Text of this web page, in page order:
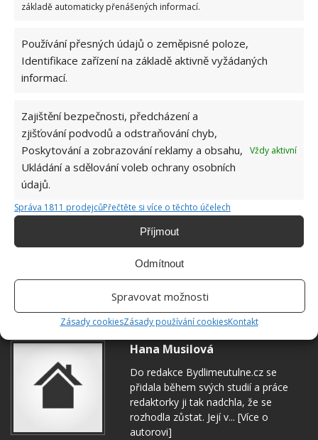
základě automaticky přenášených informací.
Používání přesných údajů o zeměpisné poloze,
Identifikace zařízení na základě aktivně vyžádaných
informací.
Zajištění bezpečnosti, předcházení a
zjišťování podvodů a odstraňování chyb,
Poskytování a zobrazování reklamy a obsahu,
Ukládání a sdělování voleb ochrany osobních
údajů.
Vždy aktivní
Správa 1811 prodejcůPřečtěte si více o těchto účelech
Příjmout
Odmítnout
Spravovat možnosti
Zásady cookiesZásady používání cookiesKontakt
DOMOV DŮM
Hana Musilová
Do redakce Bydlimeutulne.cz se
přidala během svých studií a práce
redaktorky ji tak nadchla, že se
rozhodla zůstat. Její v... [Více o
autorovi]